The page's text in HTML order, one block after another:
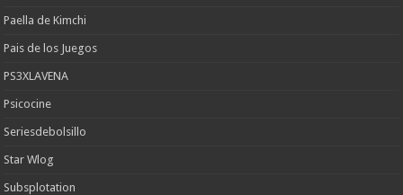
Paella de Kimchi
Pais de los Juegos
PS3XLAVENA
Psicocine
Seriesdebolsillo
Star Wlog
Subsplotation